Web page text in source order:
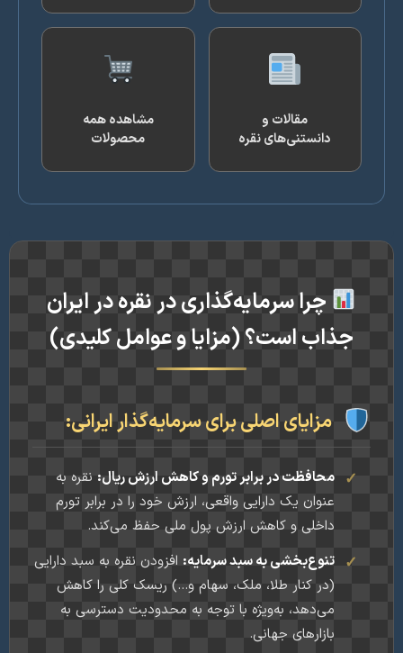
دانستنی‌های نقره
مشاهده همه
محصولات
چرا سرمایه‌گذاری در نقره در ایران
جذاب است؟ (مزایا و عوامل کلیدی)
مزایای اصلی برای سرمایه‌گذار ایرانی:
محافظت در برابر تورم و کاهش ارزش ریال:نقره به
عنوان یک دارایی واقعی، ارزش خود را در برابر تورم
داخلی و کاهش ارزش پول ملی حفظ می‌کند.
تنوع‌بخشی به سبد سرمایه:افزودن نقره به سبد دارایی
(در کنار طلا، ملک، سهام و...) ریسک کلی را کاهش
می‌دهد، به‌ویژه با توجه به محدودیت دسترسی به
بازارهای جهانی.